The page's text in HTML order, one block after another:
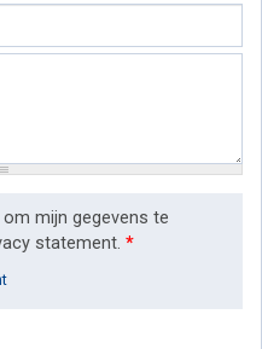
mijn gegevens te
statement. *